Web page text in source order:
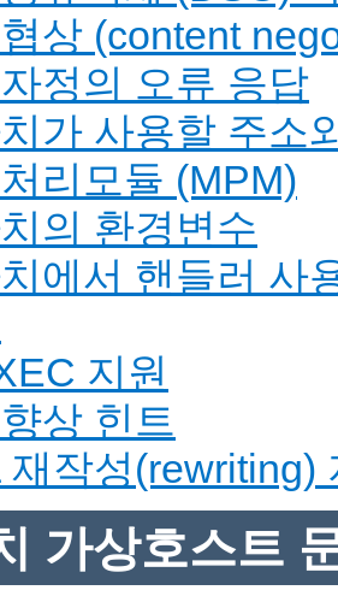
상 (content
정의 오류 응답
가 사용할 주소
리모듈 (MPM)
의 환경변수
에서 핸들러 사
지원
상 힌트
재작성(rewriting)
가상호스트